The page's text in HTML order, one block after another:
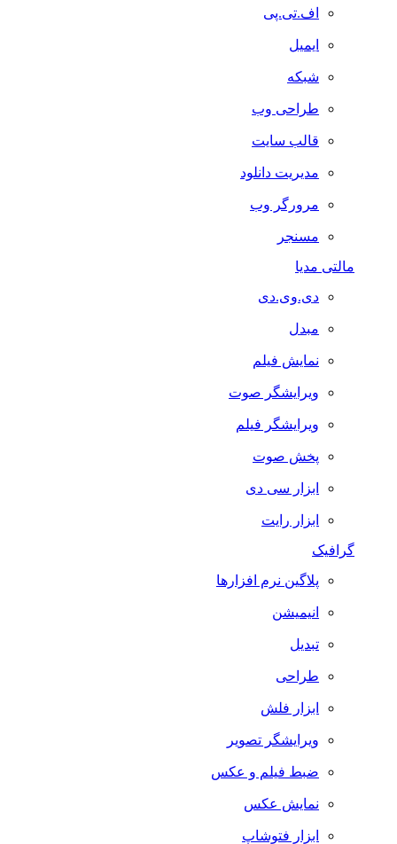
اف.تی.پی
ایمیل
شبکه
طراحی وب
قالب سایت
مدیریت دانلود
مرورگر وب
مسنجر
مالتی مدیا
دی.وی.دی
مبدل
نمایش فیلم
ویرایشگر صوت
ویرایشگر فیلم
پخش صوت
ابزار سی دی
ابزار رایت
گرافیک
پلاگین نرم افزارها
انیمیشن
تبدیل
طراحی
ابزار فلش
ویرایشگر تصویر
ضبط فيلم و عكس
نمایش عکس
ابزار فتوشاپ